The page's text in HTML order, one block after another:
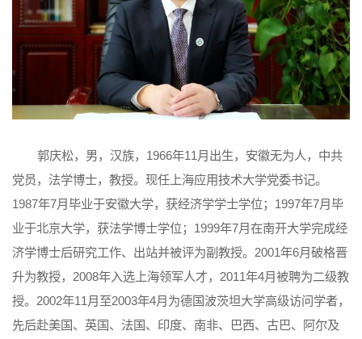
郭庆松，男，汉族，1966年11月出生，安徽无为人，中共
党员，法学博士，教授。现任上海应用技术大学党委书记。
1987年7月毕业于安徽大学，获经济学学士学位；1997年7月毕
业于北京大学，获法学博士学位；1999年7月在南开大学完成经
济学博士后研究工作、出站并被评为副教授。2001年6月破格晋
升为教授，2008年入选上海领军人才，2011年4月被聘为二级教
授。2002年11月至2003年4月为德国波茨坦大学高级访问学者，
先后赴美国、英国、法国、印度、南非、巴西、古巴、阿尔及